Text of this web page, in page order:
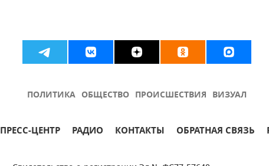
ПОЛИТИКА ОБЩЕСТВО ПРОИСШЕСТВИЯ ВИЗУАЛ
ПРЕСС-ЦЕНТР РАДИО КОНТАКТЫ ОБРАТНАЯ СВЯЗЬ